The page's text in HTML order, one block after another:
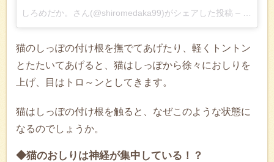
しろめだか。さん(@shiromedaka99)がシェアした投稿 –
猫のしっぽの付け根を撫でてあげたり、軽くトントン
とたたいてあげると、猫はしっぽから徐々におしりを
上げ、目はトロ～ンとしてきます。
猫はしっぽの付け根を触ると、なぜこのような状態に
なるのでしょうか。
◆猫のおしりは神経が集中している！？